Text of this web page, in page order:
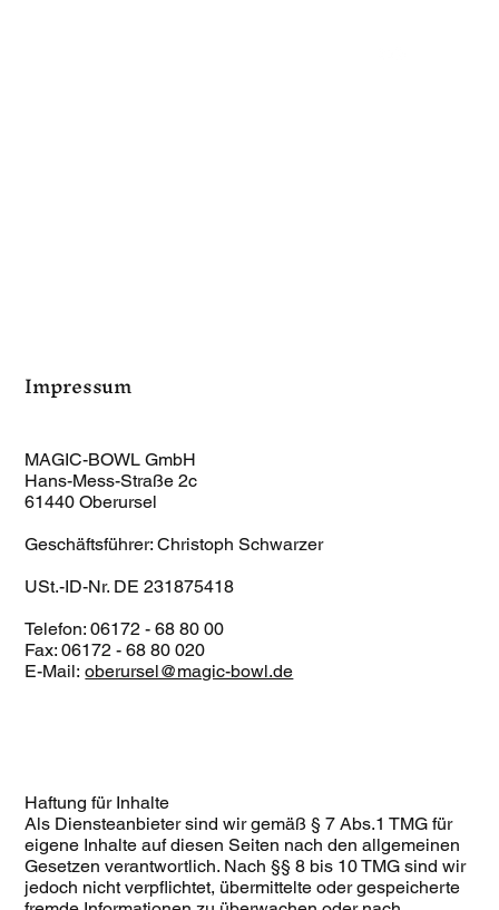
Impressum
MAGIC-BOWL GmbH
Hans-Mess-Straße 2c
61440 Oberursel
Geschäftsführer: Christoph Schwarzer
USt.-ID-Nr. DE 231875418
Telefon: 06172 - 68 80 00
Fax: 06172 - 68 80 020
E-Mail:oberursel@magic-bowl.de
Haftung für Inhalte
Als Diensteanbieter sind wir gemäß § 7 Abs.1 TMG für
eigene Inhalte auf diesen Seiten nach den allgemeinen
Gesetzen verantwortlich. Nach §§ 8 bis 10 TMG sind wir
jedoch nicht verpflichtet, übermittelte oder gespeicherte